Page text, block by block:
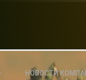
НОВОСТИ